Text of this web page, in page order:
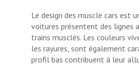
Le design des muscle cars est
voitures présentent des lignes
trains musclés. Les couleurs
les rayures, sont également
profil bas contribuent à leur